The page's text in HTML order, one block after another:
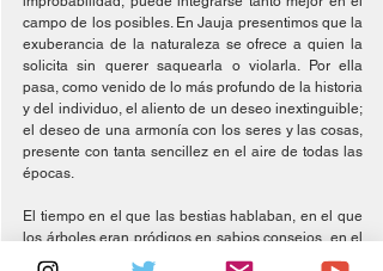
campo de los posibles. En Jauja presentimos que la
exuberancia de la naturaleza se ofrece a quien la
solicita sin querer saquearla o violarla. Por ella
pasa, como venido de lo más profundo de la historia
y del individuo, el aliento de un deseo inextinguible;
el deseo de una armonía con los seres y las cosas,
presente con tanta sencillez en el aire de todas las
épocas.
El tiempo en el que las bestias hablaban, en el que
los árboles eran pródigos en sabios consejos, en el
que los objetos mismos se animaban se mantiene